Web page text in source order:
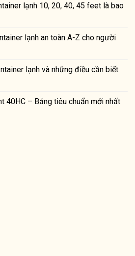
lạnh 10, 20, 40, 45 feet là bao
lạnh an toàn A-Z cho người
lạnh và những điều cần biết
40HC – Bảng tiêu chuẩn mới nhất